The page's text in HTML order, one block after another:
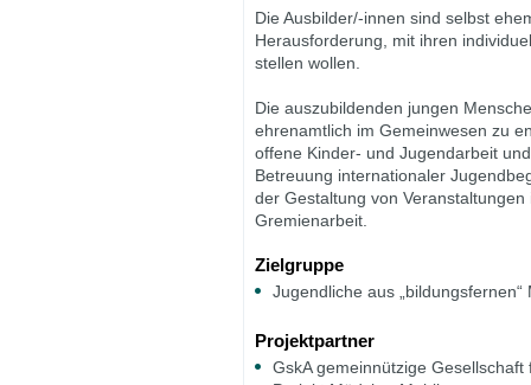
Die Ausbilder/-innen sind selbst
Herausforderung, mit ihren
stellen wollen.
Die auszubildenden jungen
ehrenamtlich im Gemeinwesen zu
offene Kinder- und Jugendarbeit
Betreuung internationaler
der Gestaltung von
Gremienarbeit.
Zielgruppe
Jugendliche aus „bildungsfernen“
Projektpartner
GskA gemeinnützige